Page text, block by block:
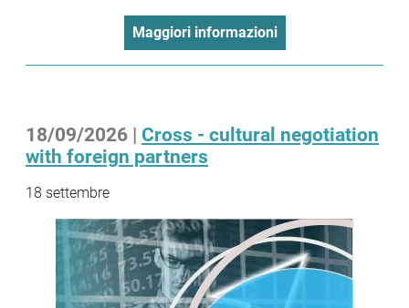
Maggiori informazioni
18/09/2026 | Cross - cultural negotiation
with foreign partners
18 settembre